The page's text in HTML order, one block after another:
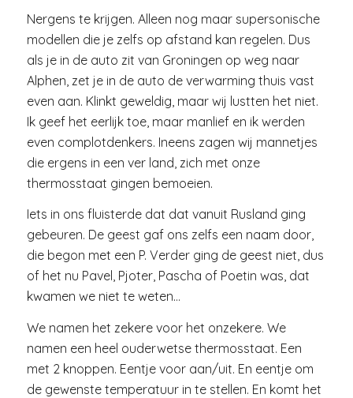
Nergens te krijgen. Alleen nog maar supersonische
modellen die je zelfs op afstand kan regelen. Dus
als je in de auto zit van Groningen op weg naar
Alphen, zet je in de auto de verwarming thuis vast
even aan. Klinkt geweldig, maar wij lustten het niet.
Ik geef het eerlijk toe, maar manlief en ik werden
even complotdenkers. Ineens zagen wij mannetjes
die ergens in een ver land, zich met onze
thermosstaat gingen bemoeien.
Iets in ons fluisterde dat dat vanuit Rusland ging
gebeuren. De geest gaf ons zelfs een naam door,
die begon met een P. Verder ging de geest niet, dus
of het nu Pavel, Pjoter, Pascha of Poetin was, dat
kwamen we niet te weten…
We namen het zekere voor het onzekere. We
namen een heel ouderwetse thermosstaat. Een
met 2 knoppen. Eentje voor aan/uit. En eentje om
de gewenste temperatuur in te stellen. En komt het